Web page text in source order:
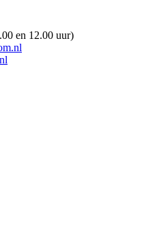
en 12.00 uur)